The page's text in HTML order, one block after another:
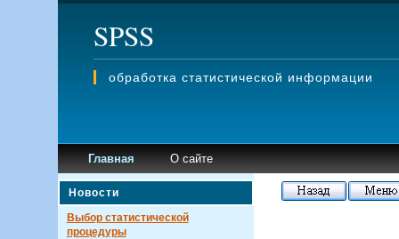
SPSS
обработка статистической информации
Главная О сайте
Новости
Выбор статистической
процедуры